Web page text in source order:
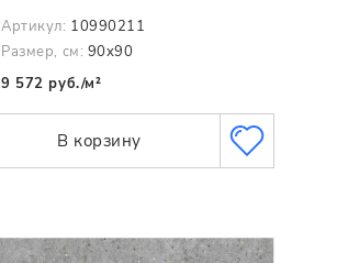
Артикул: 10990211
Размер, см: 90x90
9 572 руб./м²
В корзину